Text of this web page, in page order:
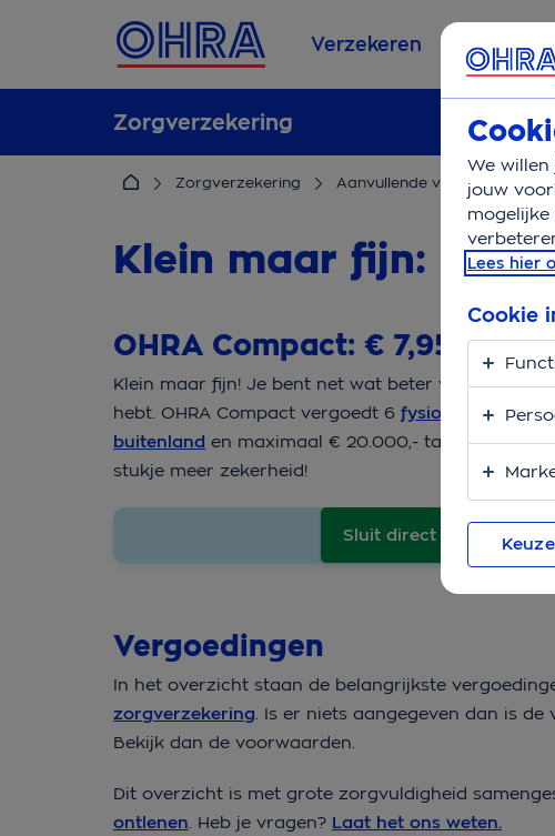
Verzekeren Service
Zorgverzekering
Zorgverzekering Aanvullende verzekering
Klein maar fijn:
OHRA Compact: € 7,95 per
Klein maar fijn! Je bent net wat beter verzekerd
hebt. OHRA Compact vergoedt 6
buitenland en maximaal € 20.000,-
stukje meer zekerheid!
Sluit direct af
Vergoedingen
In het overzicht staan de belangrijkste
zorgverzekering. Is er niets aangegeven dan is
Bekijk dan de voorwaarden.
Dit overzicht is met grote zorgvuldigheid
ontlenen. Heb je vragen? Laat het ons weten.
We
jouw
Lees hier
Cookie